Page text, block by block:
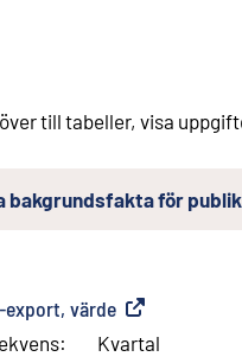
till tabeller, visa
bakgrundsfakta för
värde Extern länk
:
Kvartal